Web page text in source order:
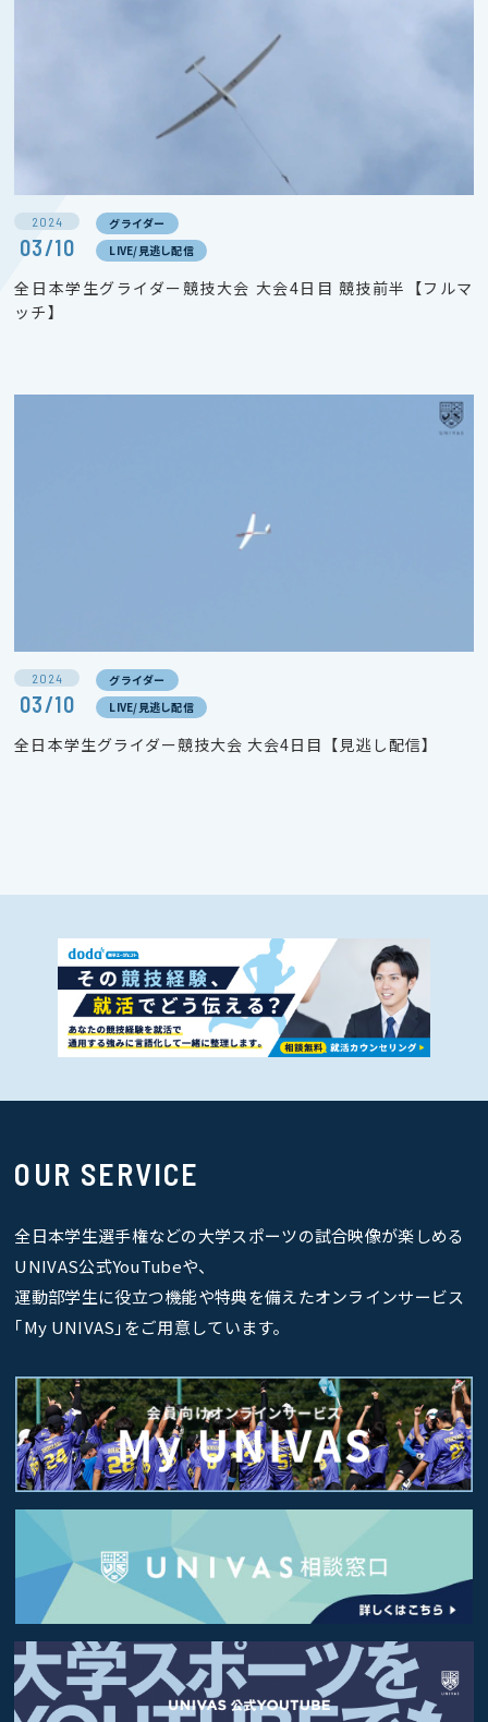
2024
03/10
グライダー
LIVE/見逃し配信
全日本学生グライダー競技大会 大会4日目 競技前半【フルマ
ッチ】
2024
03/10
グライダー
LIVE/見逃し配信
全日本学生グライダー競技大会 大会4日目【見逃し配信】
OUR SERVICE
全日本学生選手権などの大学スポーツの試合映像が楽しめる
UNIVAS公式YouTubeや、
運動部学生に役立つ機能や特典を備えたオンラインサービス
｢My UNIVAS｣をご用意しています。